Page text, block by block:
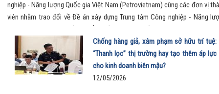
nghiệp - Năng lượng Quốc gia Việt Nam (Petrovietnam) cùng các đơn vị
viên nhằm trao đổi về Đề án xây dựng Trung tâm Công nghiệp - Năng
trọng, mở ra định hướng phát triển mới cho khu vực Bắc Trung Bộ.
Chống hàng giả, xâm phạm sở hữu trí tuệ:
“Thanh lọc” thị trường hay tạo thêm áp lực
cho kinh doanh biên mậu?
12/05/2026